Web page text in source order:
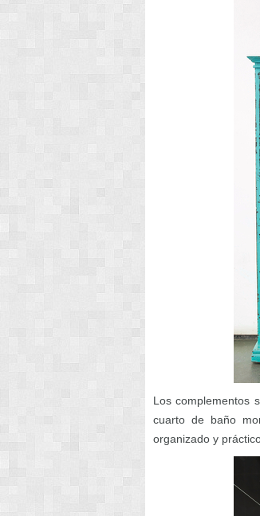
Los complementos
cuarto de baño
organizado y